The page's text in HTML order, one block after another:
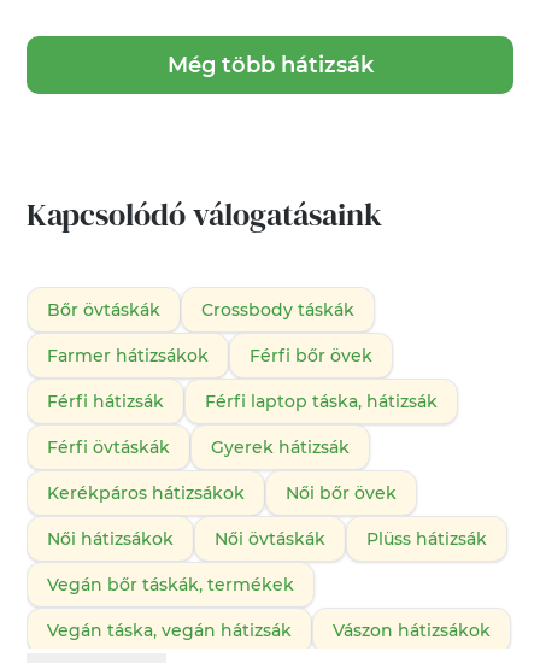
Még több hátizsák
Kapcsolódó válogatásaink
Bőr övtáskák Crossbody táskák
Farmer hátizsákok Férfi bőr övek
Férfi hátizsák Férfi laptop táska, hátizsák
Férfi övtáskák Gyerek hátizsák
Kerékpáros hátizsákok Női bőr övek
Női hátizsákok Női övtáskák Plüss hátizsák
Vegán bőr táskák, termékek
Vegán táska, vegán hátizsák Vászon hátizsákok